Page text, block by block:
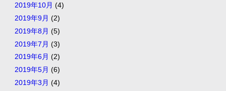
2019年10月 (4)
2019年9月 (2)
2019年8月 (5)
2019年7月 (3)
2019年6月 (2)
2019年5月 (6)
2019年3月 (4)